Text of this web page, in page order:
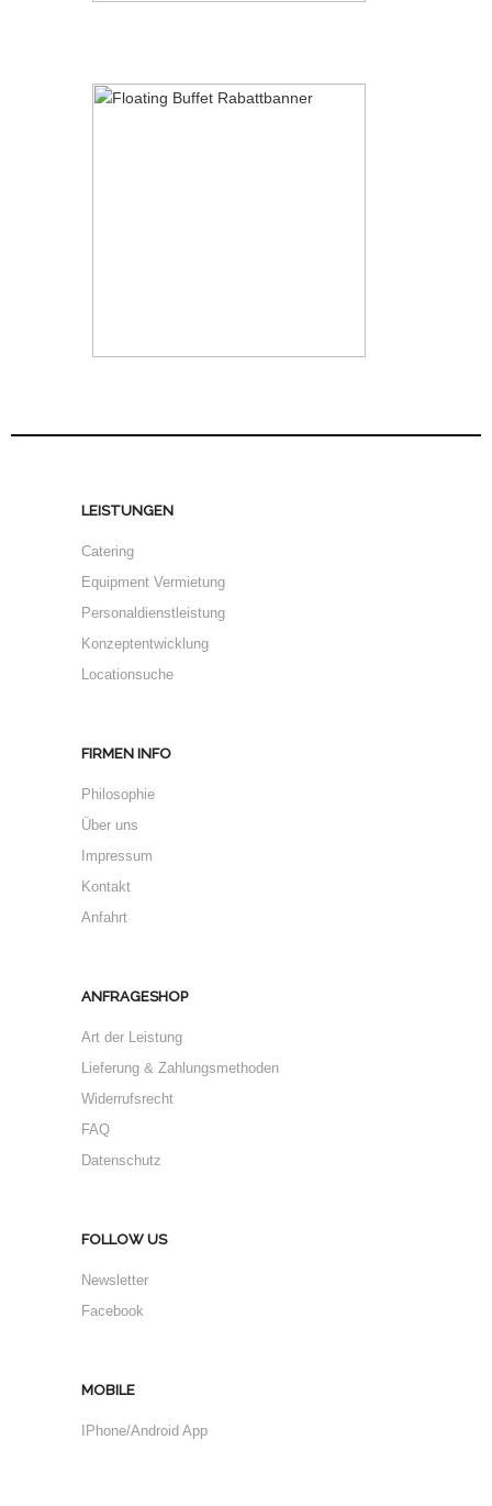
LEISTUNGEN
Catering
Equipment Vermietung
Personaldienstleistung
Konzeptentwicklung
Locationsuche
FIRMEN INFO
Philosophie
Über uns
Impressum
Kontakt
Anfahrt
ANFRAGESHOP
Art der Leistung
Lieferung & Zahlungsmethoden
Widerrufsrecht
FAQ
Datenschutz
FOLLOW US
Newsletter
Facebook
MOBILE
IPhone/Android App